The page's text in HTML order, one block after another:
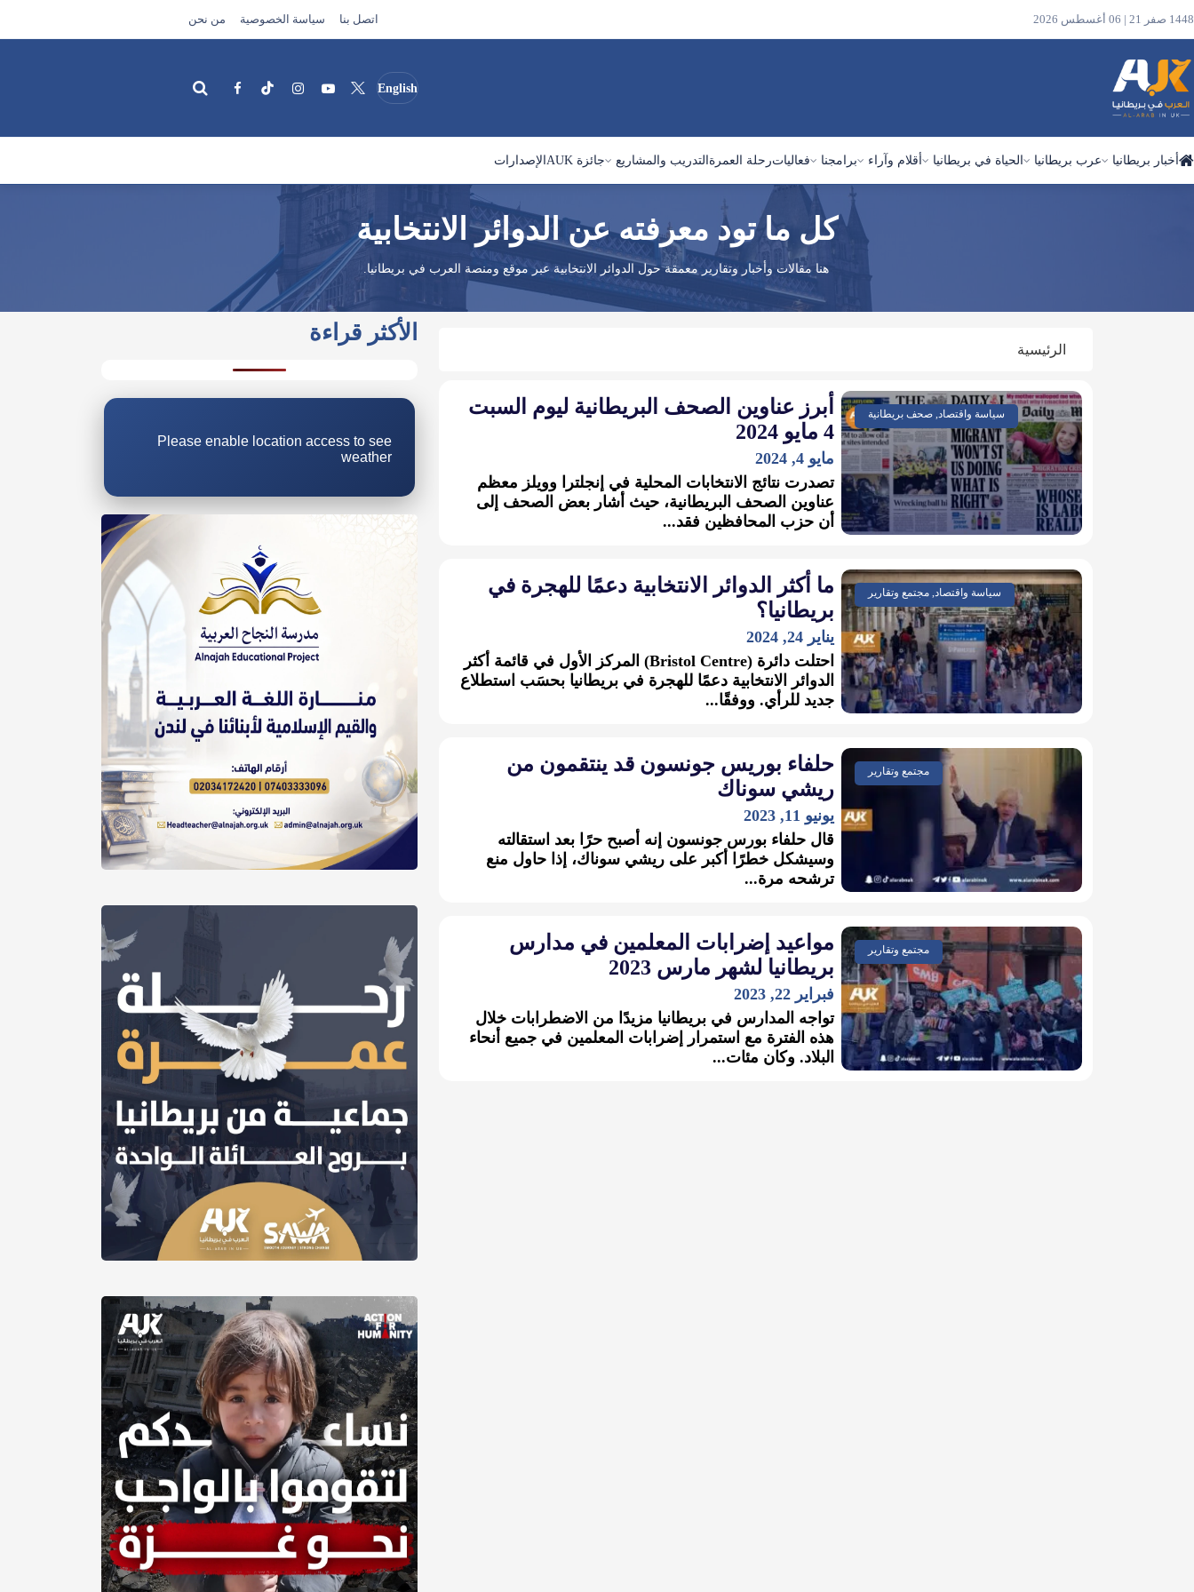
1448 صفر 21 | 06 أغسطس 2026 اتصل بنا سياسة الخصوصية من نحن
English
أخبار بريطانيا عرب بريطانيا الحياة في بريطانيا أقلام وآراء برامجنا فعالياترحلة العمرة التدريب والمشاريع جائزة AUK الإصدارات
كل ما تود معرفته عن الدوائر الانتخابية
هنا مقالات وأخبار وتقارير معمقة حول الدوائر الانتخابية عبر موقع ومنصة العرب في بريطانيا.
الرئيسية
سياسة واقتصاد, صحف بريطانية
أبرز عناوين الصحف البريطانية ليوم السبت
4 مايو 2024
مايو 4, 2024
تصدرت نتائج الانتخابات المحلية في إنجلترا وويلز معظم
عناوين الصحف البريطانية، حيث أشار بعض الصحف إلى
أن حزب المحافظين فقد...
سياسة واقتصاد, مجتمع وتقارير
ما أكثر الدوائر الانتخابية دعمًا للهجرة في
بريطانيا؟
يناير 24, 2024
احتلت دائرة (Bristol Centre) المركز الأول في قائمة أكثر
الدوائر الانتخابية دعمًا للهجرة في بريطانيا بحسَب استطلاع
جديد للرأي. ووفقًا...
مجتمع وتقارير
حلفاء بوريس جونسون قد ينتقمون من
ريشي سوناك
يونيو 11, 2023
قال حلفاء بورس جونسون إنه أصبح حرًا بعد استقالته
وسيشكل خطرًا أكبر على ريشي سوناك، إذا حاول منع
ترشحه مرة...
مجتمع وتقارير
مواعيد إضرابات المعلمين في مدارس
بريطانيا لشهر مارس 2023
فبراير 22, 2023
تواجه المدارس في بريطانيا مزيدًا من الاضطرابات خلال
هذه الفترة مع استمرار إضرابات المعلمين في جميع أنحاء
البلاد. وكان مئات...
الأكثر قراءة
Please enable location access to see
weather